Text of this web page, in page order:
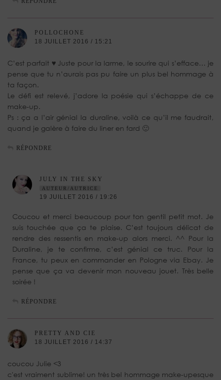
POLLOCHONE
18 JUILLET 2016 / 15:21
C’est parfait ♥ Juste pour la larme, le sourire qui s’efface… je
pense que tu n’aurais pas pu faire un plus bel hommage à
ta façon.
Le défi est relevé, j’adore la poésie qui s’échappe de ce
make-up.
Ps : ça a l’air génial la duraline, voilà ce qu’il me faudrait,
quand je galère à faire du liner en fard 🙂
RÉPONDRE
JULY IN THE SKY
AUTEUR/AUTRICE
19 JUILLET 2016 / 19:26
Coucou et merci beaucoup pour ton gentil petit mot. Je
suis touchée que ça te plaise. C’est toujours délicat de
rendre des ressentis en make-up alors merci. ^^ Pour la
Duraline, je te confirme, c’est génial ce truc. Pour la
France, tu peux en commander en Pologne via Ebay. Je
pense que ça va devenir mon nouveau jouet. Très belle
soirée !
RÉPONDRE
PRETTY AND CIE
18 JUILLET 2016 / 14:37
coucou Julie <3
c'est vraiment sublime! un très bel hommage make-upesque